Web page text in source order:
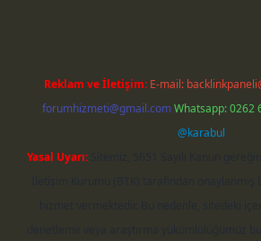
Reklam ve İletişim: E-mail:
forumhizmeti@gmail.comWhatsapp: 0262
@karabul
Yasal Uyarı: